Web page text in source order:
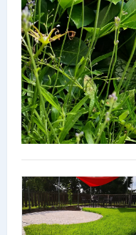
Online Shops
Lieferdienste
Premium
Neuburg App
Angebote
Aktuelles
Magazine